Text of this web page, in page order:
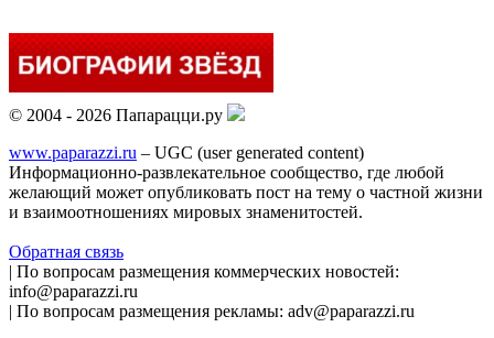
© 2004 - 2026 Папарацци.ру
www.paparazzi.ru – UGC (user generated content)
Информационно-развлекательное сообщество, где любой
желающий может опубликовать пост на тему о частной жизни
и взаимоотношениях мировых знаменитостей.
Обратная связь
| По вопросам размещения коммерческих новостей:
info@paparazzi.ru
| По вопросам размещения рекламы: adv@paparazzi.ru